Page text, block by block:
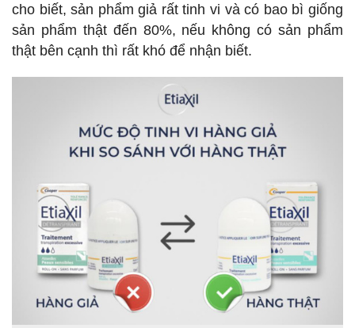
cho biết, sản phẩm giả rất tinh vi và có bao bì giống
sản phẩm thật đến 80%, nếu không có sản phẩm
thật bên cạnh thì rất khó để nhận biết.